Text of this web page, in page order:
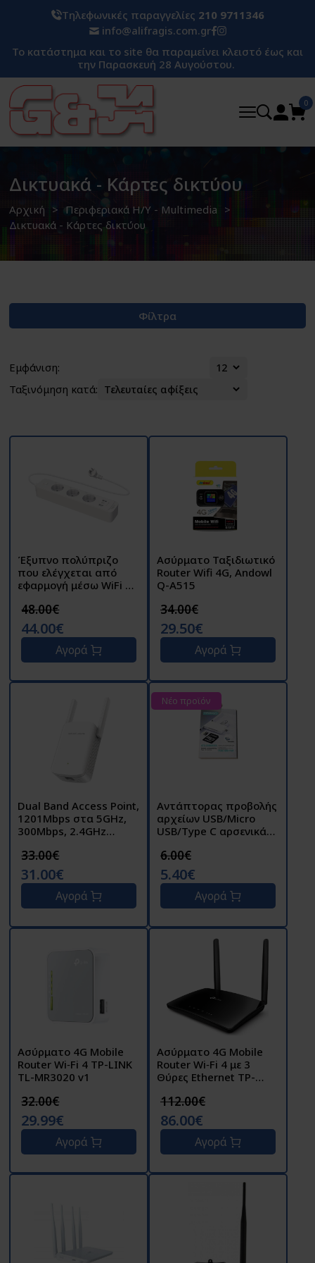
Το κατάστημα και το site θα παραμείνει κλειστό έως και
την Παρασκευή 28 Αυγούστου.
Τηλεφωνικές παραγγελίες 210 9711346
info@alifragis.com.gr
0
Δικτυακά - Κάρτες δικτύου
Αρχική
Περιφεριακά H/Y - Multimedia
Δικτυακά - Κάρτες δικτύου
Φίλτρα
Εμφάνιση:
Ταξινόμηση κατά:
Έξυπνο πολύπριζο
που ελέγχεται από
εφαρμογή μέσω WiFi με
φορτιστή fast charge
18W για κινητά
τηλέφωνα Tapo P300
48.00€
44.00€
Αγορά
Ασύρματο Ταξιδιωτικό
Router Wifi 4G, Andowl
Q-A515
34.00€
29.50€
Αγορά
Dual Band Access Point,
1201Μbps στα 5GHz,
300Mbps, 2.4GHz
33.00€
31.00€
Αγορά
Νέο προϊόν
Αντάπτορας προβολής
αρχείων USB/Micro
USB/Type C αρσενικά
OTG card reader λευκό
USB-6 TREQA
6.00€
5.40€
Αγορά
Ασύρματο 4G Mobile
Router Wi‑Fi 4 TP-LINK
TL-MR3020 v1
32.00€
29.99€
Αγορά
Ασύρματο 4G Mobile
Router Wi‑Fi 4 με 3
Θύρες Ethernet TP-
112.00€
86.00€
Αγορά